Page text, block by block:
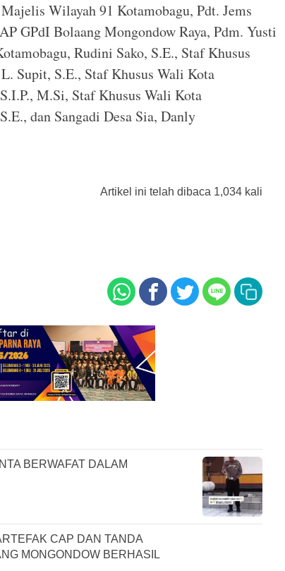
Wilayah 91 Kotamobagu, Pdt. Jems
GPdI Bolaang Mongondow Raya, Pdm. Yusti
Rudini Sako, S.E., Staf Khusus
Supit, S.E., Staf Khusus Wali Kota
M.Si, Staf Khusus Wali Kota
dan Sangadi Desa Sia, Danly
Artikel ini telah dibaca 1,034 kali
BERWAFAT DALAM
CAP DAN TANDA
MONGONDOW BERHASIL